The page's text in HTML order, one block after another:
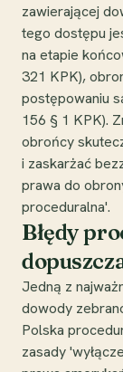
zawierającej
tego dostępu
na etapie
321 KPK),
postępowaniu
156 § 1 KPK).
obrońcy
i zaskarżać
prawa do
proceduralna'.
Błędy
Jedną z
dowody
Polska
zasady